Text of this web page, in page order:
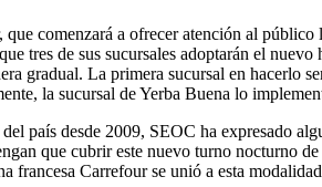
comenzará a ofrecer atención al
tres de sus sucursales adoptarán el
gradual. La primera sucursal en hacerlo
la sucursal de Yerba Buena lo
país desde 2009, SEOC ha expresado
que cubrir este nuevo turno nocturno
Carrefour se unió a esta